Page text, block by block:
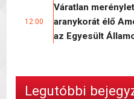
12:00
Váratlan
aranykorát élő
az Egyesült
Legutóbbi